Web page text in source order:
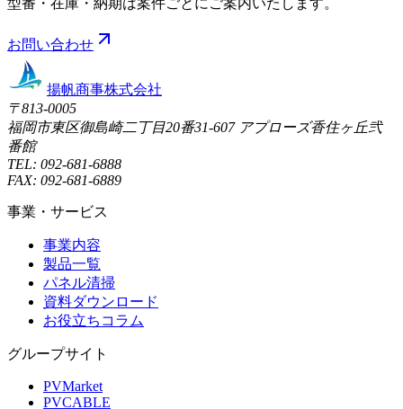
お問い合わせ
揚帆商事株式会社
〒813-0005
福岡市東区御島崎二丁目20番31-607 アプローズ香住ヶ丘弐
番館
TEL: 092-681-6888
FAX: 092-681-6889
事業・サービス
事業内容
製品一覧
パネル清掃
資料ダウンロード
お役立ちコラム
グループサイト
PVMarket
PVCABLE